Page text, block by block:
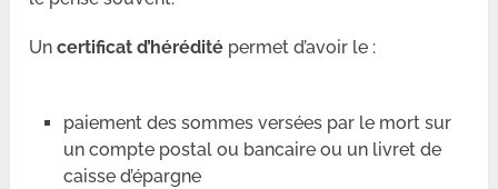
Uncertificat d’hérédité permet d’avoir le :
paiement des sommes versées par le mort sur
un compte postal ou bancaire ou un livret de
caisse d’épargne